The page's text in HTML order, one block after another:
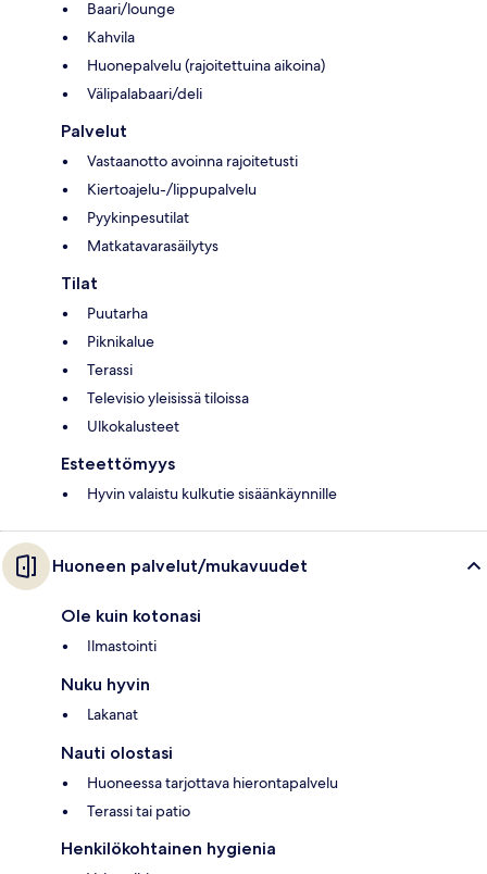
Baari/lounge
Kahvila
Huonepalvelu (rajoitettuina aikoina)
Välipalabaari/deli
Palvelut
Vastaanotto avoinna rajoitetusti
Kiertoajelu-/lippupalvelu
Pyykinpesutilat
Matkatavarasäilytys
Tilat
Puutarha
Piknikalue
Terassi
Televisio yleisissä tiloissa
Ulkokalusteet
Esteettömyys
Hyvin valaistu kulkutie sisäänkäynnille
Huoneen palvelut/mukavuudet
Ole kuin kotonasi
Ilmastointi
Nuku hyvin
Lakanat
Nauti olostasi
Huoneessa tarjottava hierontapalvelu
Terassi tai patio
Henkilökohtainen hygienia